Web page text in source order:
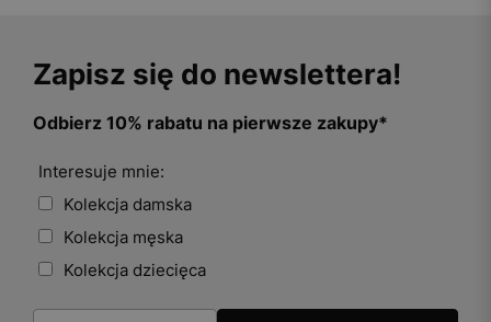
Zapisz się do newslettera!
Odbierz 10% rabatu na pierwsze zakupy*
Interesuje mnie:
Kolekcja damska
Kolekcja męska
Kolekcja dziecięca